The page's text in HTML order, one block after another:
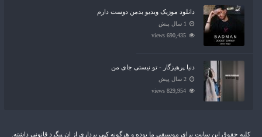
دانلود موزیک ویدیو بدمن دوست دارم
1 سال پیش
690,435 views
دنیا پرهیزگار - تو نیستی جای من
2 سال پیش
829,954 views
کلیه حقوق این سایت برای موسیقی ما بوده و هرگونه کپی برداری از ان پیگرد قانونی داشته.